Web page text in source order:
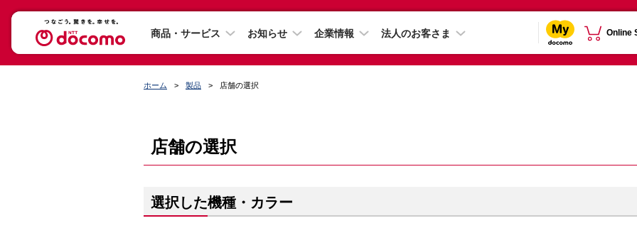
商品・サービス お知らせ 企業情報 法人のお客さま Online
ホーム 製品 店舗の選択
店舗の選択
選択した機種・カラー